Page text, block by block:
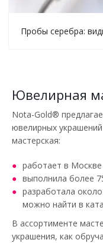
Пробы серебра:
Ювелирная
Nota-Gold®
ювелирных
мастерская:
работает в Москве
выполнила более
разработала
можно найти в
В ассортименте
украшения, как